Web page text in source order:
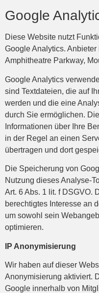
Google
Diese Website nutzt
Google Analytics.
Amphitheatre Parkway,
Google Analytics
sind Textdateien, die auf
werden und die eine
durch Sie ermöglichen.
Informationen über Ihre
in der Regel an einen
übertragen und dort
Die Speicherung von
Nutzung dieses Analyse-
Art. 6 Abs. 1 lit. f DSGVO.
berechtigtes Interesse an
um sowohl sein
optimieren.
IP Anonymisierung
Wir haben auf dieser
Anonymisierung aktiviert.
Google innerhalb von